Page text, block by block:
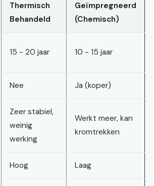
Thermisch
Behandeld
Geïmpregneerd
(Chemisch)
15 - 20 jaar 10 - 15 jaar
Nee Ja (koper)
Zeer stabiel,
weinig
werking
Werkt meer, kan
kromtrekken
Hoog Laag